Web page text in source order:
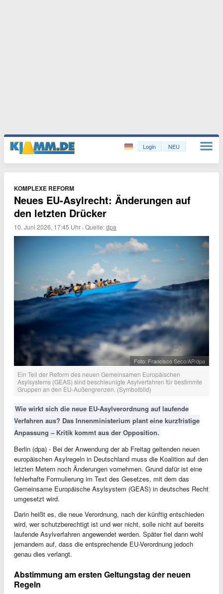
Login NEU
KOMPLEXE REFORM
Neues EU-Asylrecht: Änderungen auf
den letzten Drücker
10. Juni 2026, 17:45 Uhr ·Quelle:dpa
Foto: Francisco Seco/AP/dpa
Ein Teil der Reform des neuen Gemeinsamen Europäischen
Asylsystems (GEAS) sind beschleunigte Asylverfahren für bestimmte
Gruppen an den EU-Außengrenzen. (Symbolbild)
Wie wirkt sich die neue EU-Asylverordnung auf laufende
Verfahren aus? Das Innenministerium plant eine kurzfristige
Anpassung – Kritik kommt aus der Opposition.
Berlin (dpa) - Bei der Anwendung der ab Freitag geltenden neuen
europäischen Asylregeln in Deutschland muss die Koalition auf den
letzten Metern noch Änderungen vornehmen. Grund dafür ist eine
fehlerhafte Formulierung im Text des Gesetzes, mit dem das
Gemeinsame Europäische Asylsystem (GEAS) in deutsches Recht
umgesetzt wird.
Darin heißt es, die neue Verordnung, nach der künftig entschieden
wird, wer schutzberechtigt ist und wer nicht, solle nicht auf bereits
laufende Asylverfahren angewendet werden. Später fiel dann wohl
jemandem auf, dass die entsprechende EU-Verordnung jedoch
genau dies verlangt.
Abstimmung am ersten Geltungstag der neuen
Regeln